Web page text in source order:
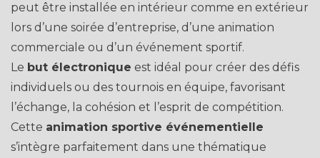
peut être installée en intérieur comme en extérieur
lors d’une soirée d’entreprise, d’une animation
commerciale ou d’un événement sportif.
Le but électronique est idéal pour créer des défis
individuels ou des tournois en équipe, favorisant
l’échange, la cohésion et l’esprit de compétition.
Cette animation sportive événementielle
s’intègre parfaitement dans une thématique